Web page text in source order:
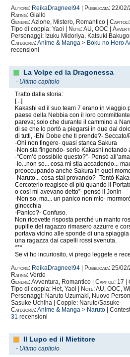
Autore: ReikaDragneel94 Pubblicata: 22/02/
Rating: Giallo
Genere:Azione, Mistero, Romantico | Capitoli:
Tipo di coppia: Yaoi |
Note:AU, OOC |
Personaggi: Izuku Midoriya, Katsuki
Categoria:Anime & Manga > Boku no Hero
recensioni
La Volpe ed la Dragonessa
- Ultimo capitolo
Tratto dalla storia:
[...]
Kakashi ed il suo team 7 erano in viaggio
paese della Nebbia con il loro
pareva; solo che durante il cammino a
di se che lo portò a piegarsi in due dal
di tutti, -Ehi Dobe che ti prende?-
-Ohi non fingere- quasi stanca Sakura
-Non sta fingendo- serio Kakashi notando
-“Com’è possibile questo?”- Pensò
-Io...non so... cosa mi stia accadendo...
preoccupando anche Sakura in quel
-Naruto... cosa stai provando?- Tentò
Cercoterio reagisce di più quando il
o così mi avevano detto”- pensò il Jonin
-Non so, ma... un panico non mio-
ginocchia
-Panico?- Confuso.
Non ricevette risposta perché un manto
pupille del ragazzo rimasero azzurre e
portava vicino alle sponde di una
una ragazza dai capelli rossi svenuta.
***
Se vi ho incuriosito, vi prego leggete e
Autore: ReikaDragneel94 Pubblicata: 25/02/
Rating: Verde
Genere:Avventura, Romantico | Capitoli: 17 |
Tipo di coppia: Het, Yaoi |
Note:AU, OOC,
Personaggi: Naruto Uzumaki, Nuovo
Sasuke Uchiha | Coppie: Naruto/Sasuke
Categoria:Anime & Manga > Naruto |
31 recensioni
Il Lupo ed il Mietitore
- Ultimo capitolo